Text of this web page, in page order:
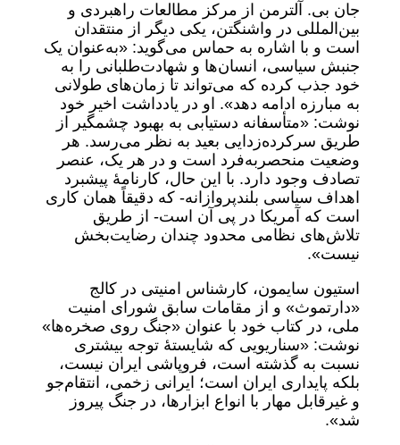
جان بی. آلترمن از مرکز مطالعات راهبردی و
بین‌المللی در واشنگتن، یکی دیگر از منتقدان
است و با اشاره به حماس می‌گوید: «به‌عنوان یک
جنبش سیاسی، انسان‌ها و شهادت‌طلبانی را به
خود جذب کرده که می‌تواند تا زمان‌های طولانی
به مبارزه ادامه دهد». او در یادداشت اخیر خود
نوشت: «متأسفانه دستیابی به بهبود چشمگیر از
طریق سرکرده‌زدایی بعید به نظر می‌رسد. هر
وضعیت منحصربه‌فرد است و در هر یک، عنصر
تصادف وجود دارد. با این حال، کارنامۀ پیشبرد
اهداف سیاسی بلندپروازانه- که دقیقاً همان کاری
است که آمریکا در پی آن است- از طریق
تلاش‌های نظامی محدود چندان رضایت‌بخش
نیست».
استیون سایمون، کارشناس امنیتی در کالج
«دارتموث» و از مقامات سابق شورای امنیت
ملی، در کتاب خود با عنوان «جنگ روی صخره‌ها»
نوشت: «سناریویی که شایستۀ توجه بیشتری
نسبت به گذشته است، فروپاشی ایران نیست،
بلکه پایداری ایران است؛ ایرانی زخمی، انتقام‌جو
و غیرقابل مهار با انواع ابزارها، در جنگ پیروز
شد».